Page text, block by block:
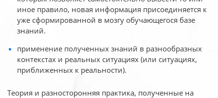
иное правило, новая информация присоединяется к
уже сформированной в мозгу обучающегося базе
знаний.
применение полученных знаний в разнообразных
контекстах и реальных ситуациях (или ситуациях,
приближенных к реальности).
Теория и разносторонняя практика, полученные на